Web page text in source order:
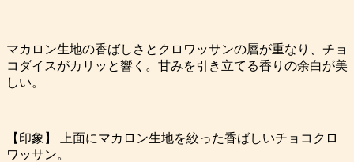
マカロン生地の香ばしさとクロワッサンの層が重なり、チョ
コダイスがカリッと響く。甘みを引き立てる香りの余白が美
しい。
【印象】 上面にマカロン生地を絞った香ばしいチョコクロ
ワッサン。